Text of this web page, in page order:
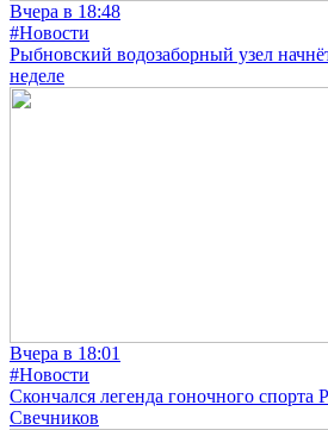
Вчера в 18:48
#Новости
Рыбновский водозаборный узел
неделе
Вчера в 18:01
#Новости
Скончался легенда гоночного спорта
Свечников